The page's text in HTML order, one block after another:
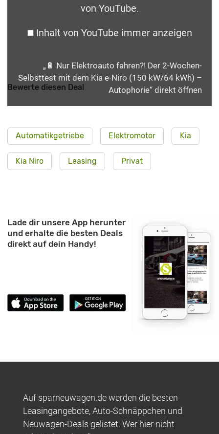
von YouTube.
Inhalt von YouTube immer anzeigen
„🔋 Nur Elektroauto fahren?! Der 2-Wochen-
Selbsttest mit dem Kia e-Niro (150 kW/64 kWh) –
Autophorie“ direkt öffnen
Bewerte diesen Deal
Automatikgetriebe Elektromotor Kia
Kia Niro Leasing Privat
Lade dir unsere App herunter
und erhalte die besten Deals
direkt auf dein Handy!
Auf sparneuwagen.de werden die besten
Leasingangebote, Auto-Schnäppchen und
Neuwagen-Deals gelistet. Wer hier nicht